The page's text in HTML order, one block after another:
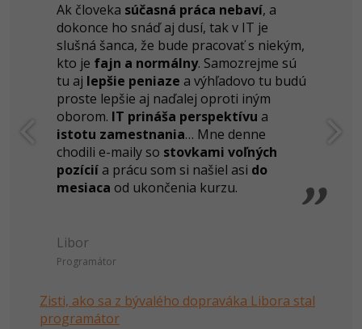
Ak človeka súčasná práca nebaví, a
dokonce ho snáď aj dusí, tak v IT je
slušná šanca, že bude pracovať s niekým,
kto je fajn a normálny. Samozrejme sú
tu aj lepšie peniaze a výhľadovo tu budú
proste lepšie aj naďalej oproti iným
oborom. IT prináša perspektívu a
istotu zamestnania… Mne denne
chodili e-maily so stovkami voľných
pozícií a prácu som si našiel asi do
mesiaca od ukončenia kurzu.
Libor
Programátor
Zisti, ako sa z bývalého dopraváka Libora stal
programátor